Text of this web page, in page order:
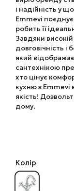
і надійність у
Emmevi поєднує
робить її
Завдяки
довговічність і
який
сантехнікою
хто цінує
кухню з Emmevi
якість!
дому.
Колір